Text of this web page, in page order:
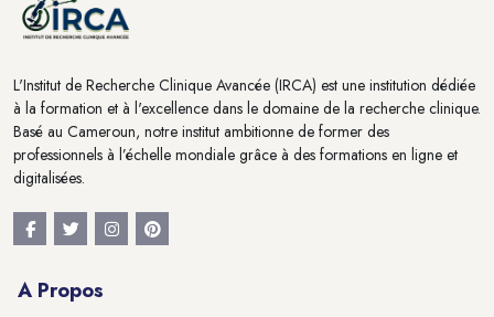
L'Institut de Recherche Clinique Avancée (IRCA) est une institution dédiée
à la formation et à l'excellence dans le domaine de la recherche clinique.
Basé au Cameroun, notre institut ambitionne de former des
professionnels à l’échelle mondiale grâce à des formations en ligne et
digitalisées.
A Propos